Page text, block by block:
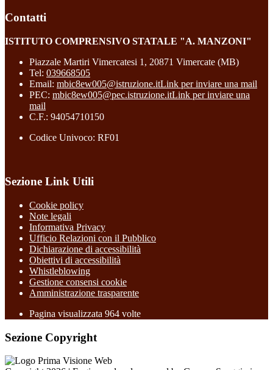
Contatti
ISTITUTO COMPRENSIVO STATALE "A. MANZONI"
Piazzale Martiri Vimercatesi 1, 20871 Vimercate (MB)
Tel: 039668505
Email: mbic8ew005@istruzione.itLink per inviare una mail
PEC: mbic8ew005@pec.istruzione.itLink per inviare una
mail
C.F.: 94054710150
Codice Univoco: RF01
Sezione Link Utili
Cookie policy
Note legali
Informativa Privacy
Ufficio Relazioni con il Pubblico
Dichiarazione di accessibilità
Obiettivi di accessibilità
Whistleblowing
Gestione consensi cookie
Amministrazione trasparente
Pagina visualizzata 964 volte
Sezione Copyright